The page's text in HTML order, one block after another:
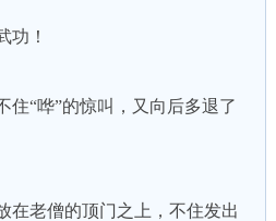
功！
住“哗”的惊叫，又向后多退了
在老僧的顶门之上，不住发出